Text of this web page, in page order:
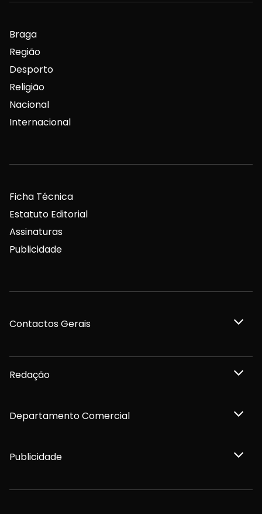
Braga
Região
Desporto
Religião
Nacional
Internacional
Ficha Técnica
Estatuto Editorial
Assinaturas
Publicidade
Contactos Gerais
Redação
Departamento Comercial
Publicidade